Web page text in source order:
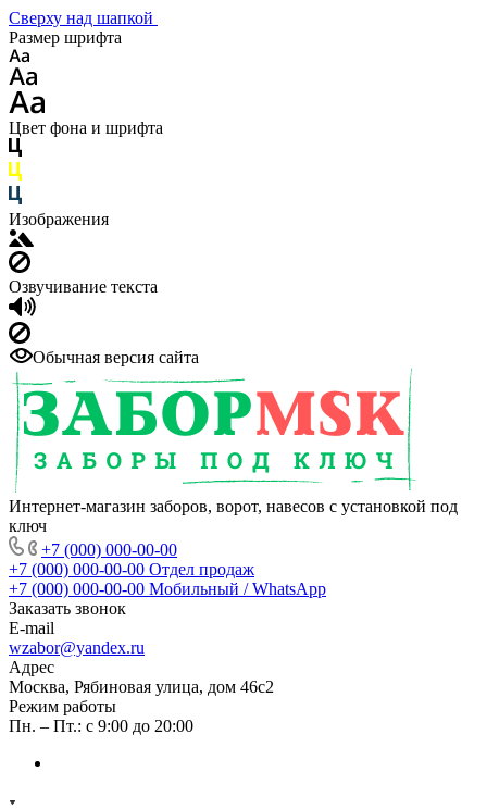
Сверху над шапкой
Размер шрифта
Цвет фона и шрифта
Изображения
Озвучивание текста
Обычная версия сайта
Интернет-магазин заборов, ворот, навесов с установкой под
ключ
+7 (000) 000-00-00
+7 (000) 000-00-00 Отдел продаж
+7 (000) 000-00-00 Мобильный / WhatsApp
Заказать звонок
E-mail
wzabor@yandex.ru
Адрес
Москва, Рябиновая улица, дом 46с2
Режим работы
Пн. – Пт.: с 9:00 до 20:00